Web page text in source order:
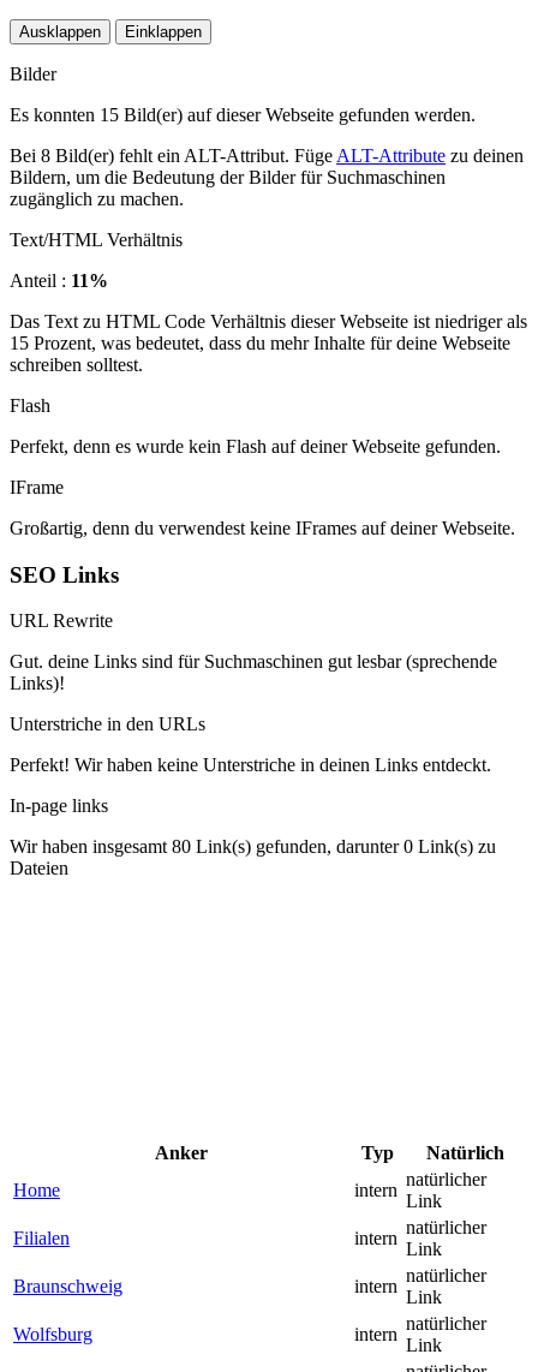
Ausklappen Einklappen
Bilder
Es konnten 15 Bild(er) auf dieser Webseite gefunden werden.
Bei 8 Bild(er) fehlt ein ALT-Attribut. Füge ALT-Attribute zu deinen
Bildern, um die Bedeutung der Bilder für Suchmaschinen
zugänglich zu machen.
Text/HTML Verhältnis
Anteil : 11%
Das Text zu HTML Code Verhältnis dieser Webseite ist niedriger als
15 Prozent, was bedeutet, dass du mehr Inhalte für deine Webseite
schreiben solltest.
Flash
Perfekt, denn es wurde kein Flash auf deiner Webseite gefunden.
IFrame
Großartig, denn du verwendest keine IFrames auf deiner Webseite.
SEO Links
URL Rewrite
Gut. deine Links sind für Suchmaschinen gut lesbar (sprechende
Links)!
Unterstriche in den URLs
Perfekt! Wir haben keine Unterstriche in deinen Links entdeckt.
In-page links
Wir haben insgesamt 80 Link(s) gefunden, darunter 0 Link(s) zu
Dateien
Anker Typ
Natürlich
Home
intern
natürlicher
Link
Filialen
intern
natürlicher
Link
Braunschweig
intern
natürlicher
Link
Wolfsburg
intern
natürlicher
Link